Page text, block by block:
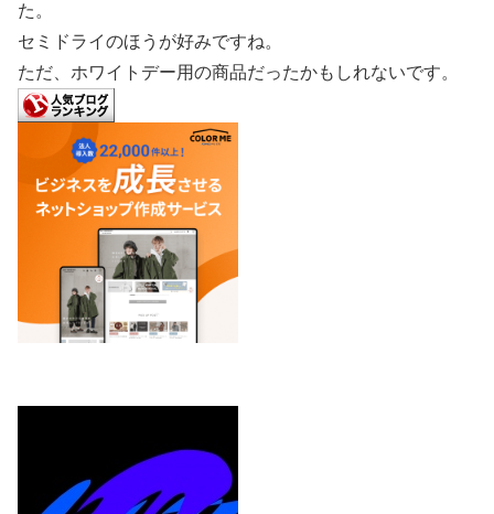
た。
セミドライのほうが好みですね。
ただ、ホワイトデー用の商品だったかもしれないです。